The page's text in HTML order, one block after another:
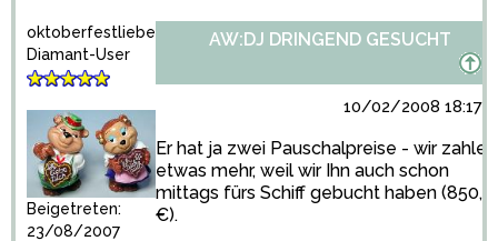
oktoberfestliebe
Diamant-User
Beigetreten:
23/08/2007
AW:DJ DRINGEND GESUCHT
10/02/2008
Er hat ja zwei Pauschalpreise - wir zahlen
etwas mehr, weil wir Ihn auch schon
mittags fürs Schiff gebucht haben (850,0
€).